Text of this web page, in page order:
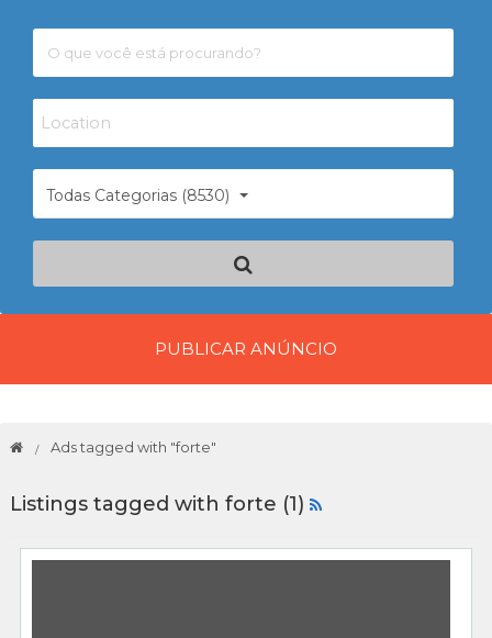
Todas Categorias (8530)
PUBLICAR ANÚNCIO
Ads tagged with "forte"
Listings tagged with forte (1)